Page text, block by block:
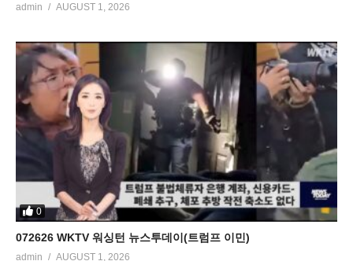
admin AUGUST 1, 2026
0
072626 WKTV 워싱턴 뉴스투데이(트럼프 이민)
admin AUGUST 1, 2026